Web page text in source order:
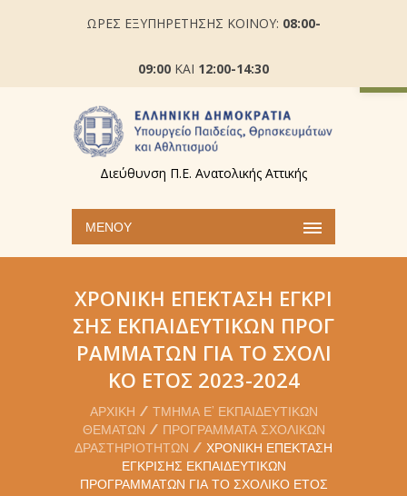
ΩΡΕΣ ΕΞΥΠΗΡΕΤΗΣΗΣ ΚΟΙΝΟΥ: 08:00-
09:00 ΚΑΙ 12:00-14:30
Διεύθυνση Π.Ε. Ανατολικής Αττικής
ΜΕΝΟΎ
ΧΡΟΝΙΚΉ ΕΠΈΚΤΑΣΗ ΈΓΚΡΙ
ΣΗΣ ΕΚΠΑΙΔΕΥΤΙΚΏΝ ΠΡΟΓ
ΡΑΜΜΆΤΩΝ ΓΙΑ ΤΟ ΣΧΟΛΙ
ΚΌ ΈΤΟΣ 2023-2024
ΑΡΧΙΚΉ
ΤΜΉΜΑ Ε’ ΕΚΠΑΙΔΕΥΤΙΚΏΝ
ΘΕΜΆΤΩΝ
ΠΡΟΓΡΆΜΜΑΤΑ ΣΧΟΛΙΚΏΝ
ΔΡΑΣΤΗΡΙΟΤΉΤΩΝ
ΧΡΟΝΙΚΉ ΕΠΈΚΤΑΣΗ
ΈΓΚΡΙΣΗΣ ΕΚΠΑΙΔΕΥΤΙΚΏΝ
ΠΡΟΓΡΑΜΜΆΤΩΝ ΓΙΑ ΤΟ ΣΧΟΛΙΚΌ ΈΤΟΣ